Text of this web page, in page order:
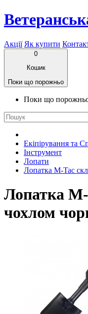
Акції Як купити
0
Кошик
Поки що порожньо
Поки що
Екіпірування та
Інструмент
Лопати
Лопатка M-Tac
Лопатка
чохлом